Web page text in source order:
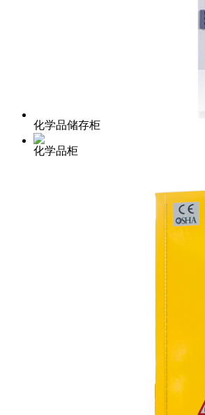
化学品储存柜
化学品柜